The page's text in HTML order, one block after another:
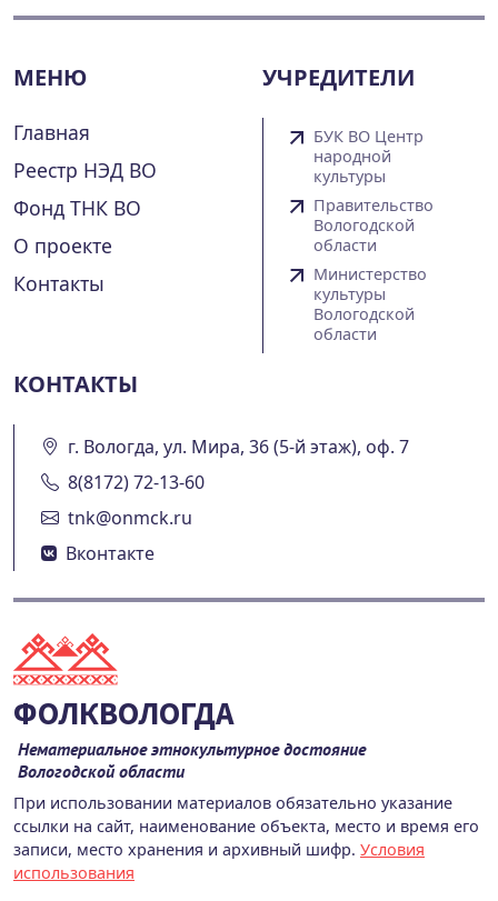
МЕНЮ
Главная
Реестр НЭД ВО
Фонд ТНК ВО
О проекте
Контакты
УЧРЕДИТЕЛИ
БУК ВО Центр
народной
культуры
Правительство
Вологодской
области
Министерство
культуры
Вологодской
области
КОНТАКТЫ
г. Вологда, ул. Мира, 36 (5-й этаж), оф. 7
8(8172) 72-13-60
tnk@onmck.ru
Вконтакте
ФОЛКВОЛОГДА
Нематериальное этнокультурное достояние
Вологодской области
При использовании материалов обязательно указание
ссылки на сайт, наименование объекта, место и время его
записи, место хранения и архивный шифр. Условия
использования